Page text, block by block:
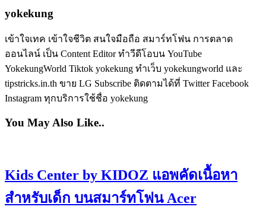
yokekung
เข้าใจเทค เข้าใจชีวิต สนใจมือถือ สมาร์ทโฟน การตลาด
ออนไลน์ เป็น Content Editor ทำวีดีโอบน YouTube
YokekungWorld Tiktok yokekung ทำเว็บ yokekungworld และ
tipstricks.in.th ขาย LG Subscribe ติดตามได้ที่ Twitter Facebook
Instagram ทุกบริการใช้ชื่อ yokekung
You May Also Like..
Kids Center by KIDOZ แอพคัดเนื้อหา
สำหรับเด็ก บนสมาร์ทโฟน Acer